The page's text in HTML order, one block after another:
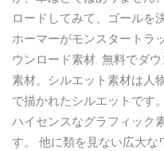
ロードしてみて、ゴールを
ホーマーがモンスタートラ
ウンロード素材. 無料でダ
素材。シルエット素材は人
で描かれたシルエットです
ハイセンスなグラフィック
す。 他に類を見ない広大な